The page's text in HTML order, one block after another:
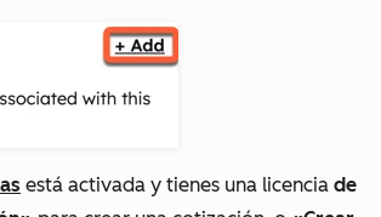
está activada y tienes una licencia de